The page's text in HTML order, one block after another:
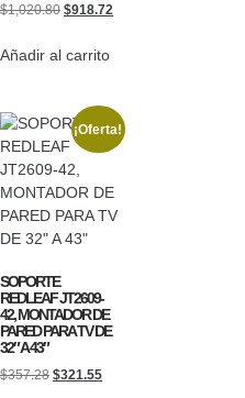
$1,020.80 $918.72
Añadir al carrito
¡Oferta!
SOPORTE
REDLEAF JT2609-
42, MONTADOR DE
PARED PARA TV DE
32″ A 43″
$357.28 $321.55